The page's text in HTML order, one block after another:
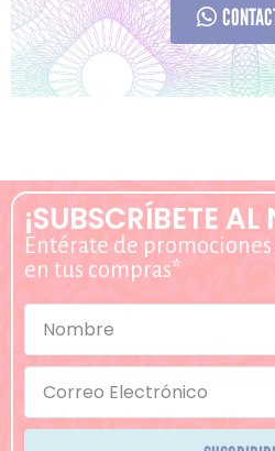
¡SUBSCRÍBETE AL
Entérate de
en tus compras*